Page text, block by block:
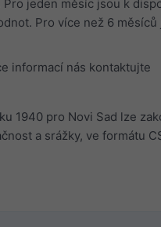
Pro jeden měsíc jsou k
Pro více než 6 měsíců
informací nás kontaktujte
1940 pro Novi Sad lze
a srážky, ve formátu